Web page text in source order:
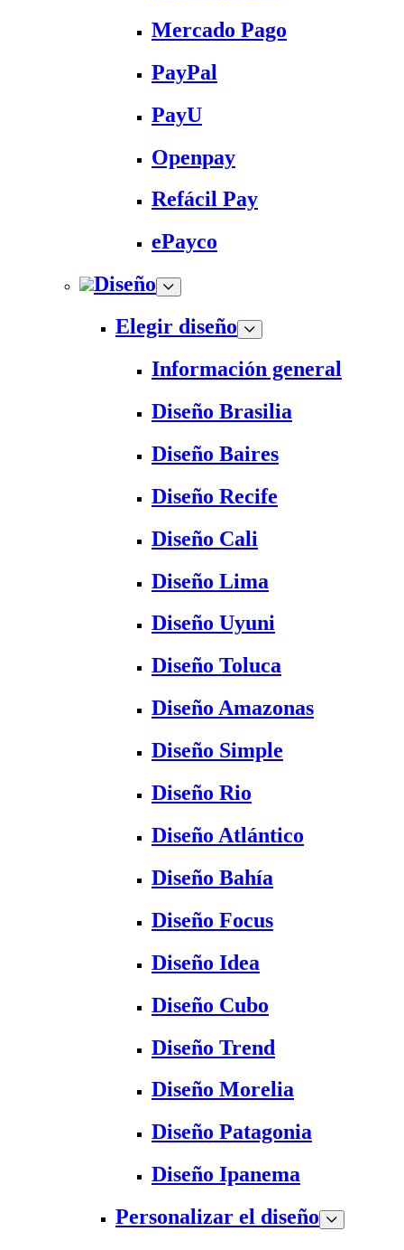
Mercado Pago
PayPal
PayU
Openpay
Refácil Pay
ePayco
Diseño
Elegir diseño
Información general
Diseño Brasilia
Diseño Baires
Diseño Recife
Diseño Cali
Diseño Lima
Diseño Uyuni
Diseño Toluca
Diseño Amazonas
Diseño Simple
Diseño Rio
Diseño Atlántico
Diseño Bahía
Diseño Focus
Diseño Idea
Diseño Cubo
Diseño Trend
Diseño Morelia
Diseño Patagonia
Diseño Ipanema
Personalizar el diseño